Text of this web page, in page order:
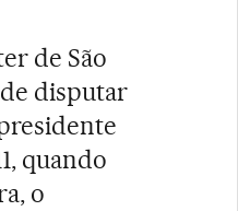
de São
disputar
quando
o